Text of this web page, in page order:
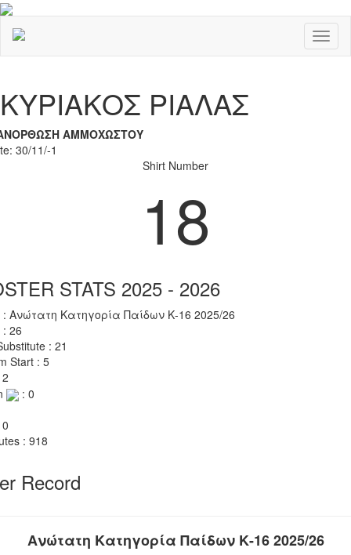
ΚΥΡΙΑΚΟΣ ΡΙΑΛΑΣ
ΑΜΜΟΧΩΣΤΟΥ
30/11/-1
Shirt Number
18
STATS 2025 - 2026
: Ανώτατη Κατηγορία Παίδων Κ-16 2025/26
: 26
: 21
Start : 5
: 0
: 918
Record
Ανώτατη Κατηγορία Παίδων Κ-16 2025/26